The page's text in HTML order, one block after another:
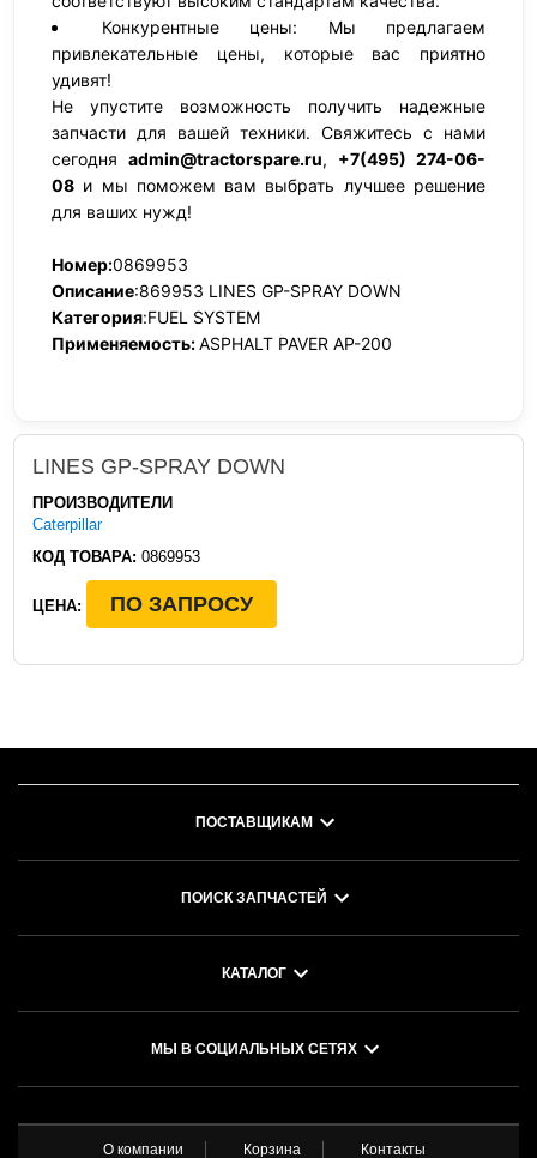
Конкурентные цены: Мы предлагаем
привлекательные цены, которые вас приятно
удивят!
Не упустите возможность получить надежные
запчасти для вашей техники. Свяжитесь с нами
сегодня admin@tractorspare.ru, +7(495) 274-06-
08 и мы поможем вам выбрать лучшее решение
для ваших нужд!
Номер:0869953
Описание:869953 LINES GP-SPRAY DOWN
Категория:FUEL SYSTEM
Применяемость:ASPHALT PAVER AP-200
LINES GP-SPRAY DOWN
ПРОИЗВОДИТЕЛИ
Caterpillar
КОД ТОВАРА: 0869953
ЦЕНА: ПО ЗАПРОСУ
ПОСТАВЩИКАМ
ПОИСК ЗАПЧАСТЕЙ
КАТАЛОГ
МЫ В СОЦИАЛЬНЫХ СЕТЯХ
О компании Корзина Контакты